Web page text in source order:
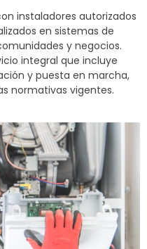
instaladores autorizados
en sistemas de
y negocios.
integral que incluye
y puesta en marcha,
normativas vigentes.